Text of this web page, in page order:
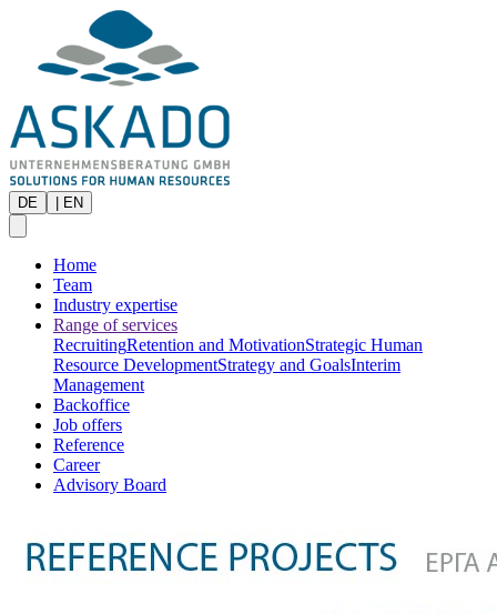
DE EN
Home
Team
Industry expertise
Range of services
RecruitingRetention and MotivationStrategic Human
Resource DevelopmentStrategy and GoalsInterim
Management
Backoffice
Job offers
Reference
Career
Advisory Board